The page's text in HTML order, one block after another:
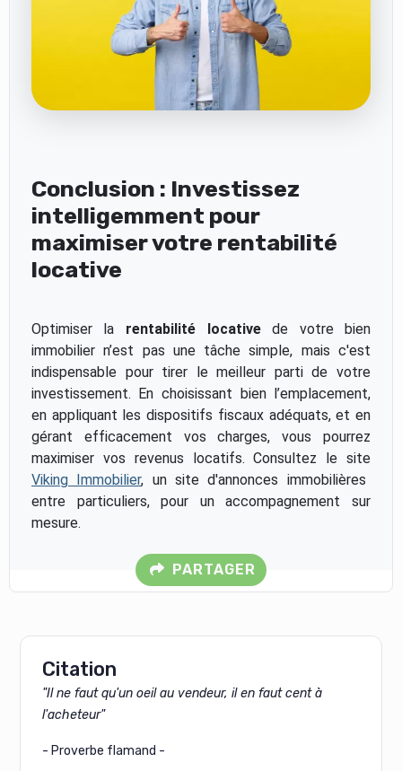
Conclusion : Investissez
intelligemment pour
maximiser votre rentabilité
locative
Optimiser la rentabilité locativede votre bien
immobilier n’est pas une tâche simple, mais c'est
indispensable pour tirer le meilleur parti de votre
investissement. En choisissant bien l’emplacement,
en appliquant les dispositifs fiscaux adéquats, et en
gérant efficacement vos charges, vous pourrez
maximiser vos revenus locatifs. Consultez le site
Viking Immobilier, un site d'annonces immobilières
entre particuliers, pour un accompagnement sur
mesure.
PARTAGER
Citation
"Il ne faut qu'un oeil au vendeur, il en faut cent à
l'acheteur"
- Proverbe flamand -